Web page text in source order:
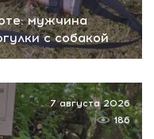
мужчина
с собакой
7 августа 2026
186